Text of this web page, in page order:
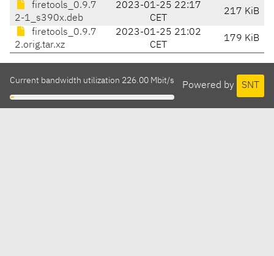
firetools_0.9.7
2-1_s390x.deb
2023-01-25 22:17
CET
217 KiB
firetools_0.9.7
2.orig.tar.xz
2023-01-25 21:02
CET
179 KiB
Powered by SNT
Current bandwidth utilization 226.00 Mbit/s